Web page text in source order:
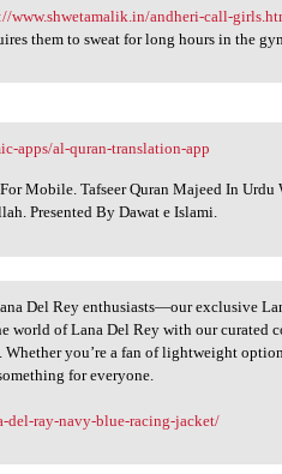
www.shwetamalik.in/andheri-call-
them to sweat for long hours in the
apps/al-quran-translation-app
Mobile. Tafseer Quran Majeed In Urdu
Presented By Dawat e Islami.
Del Rey enthusiasts—our exclusive
world of Lana Del Rey with our curated
you’re a fan of lightweight
for everyone.
del-ray-navy-blue-racing-jacket/